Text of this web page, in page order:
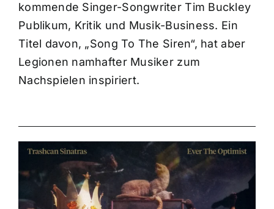
kommende Singer-Songwriter Tim Buckley
Publikum, Kritik und Musik-Business. Ein
Titel davon, „Song To The Siren“, hat aber
Legionen namhafter Musiker zum
Nachspielen inspiriert.